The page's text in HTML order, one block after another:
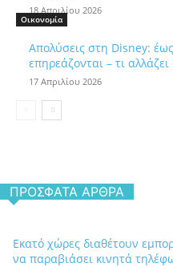
18 Απριλίου 2026
Οικονομία
Απολύσεις στη Disney:
επηρεάζονται – τι
17 Απριλίου 2026
ΠΡΌΣΦΑΤΑ ΆΡΘΡΑ
Εκατό χώρες διαθέτουν
να παραβιάσει κινητά